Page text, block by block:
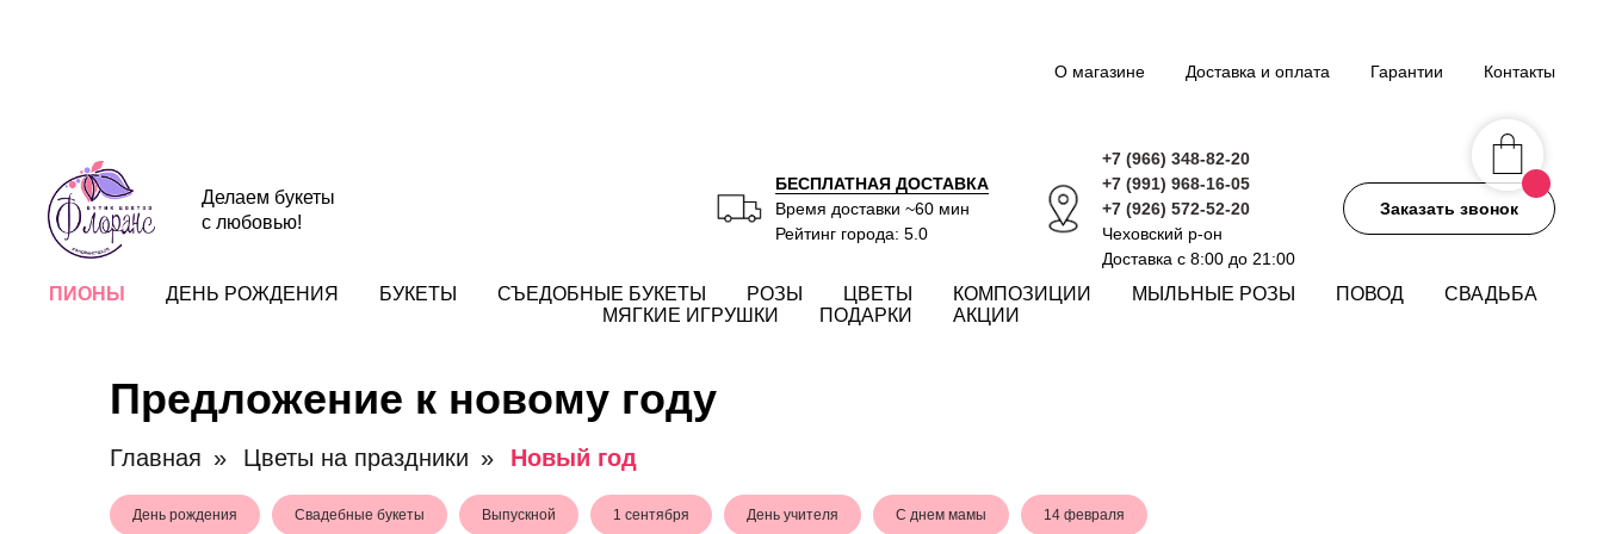
О магазине Доставка и оплата Гарантии Контакты
Делаем букеты
с любовью!
БЕСПЛАТНАЯ ДОСТАВКА
Время доставки ~60 мин
Рейтинг города: 5.0
+7 (966) 348-82-20
+7 (991) 968-16-05
+7 (926) 572-52-20
Чеховский р-он
Доставка с 8:00 до 21:00
Заказать звонок
ПИОНЫ ДЕНЬ РОЖДЕНИЯ БУКЕТЫ СЪЕДОБНЫЕ БУКЕТЫ РОЗЫ ЦВЕТЫ КОМПОЗИЦИИ МЫЛЬНЫЕ РОЗЫ ПОВОД
СВАДЬБА
МЯГКИЕ ИГРУШКИ
ПОДАРКИ АКЦИИ
Предложение к новому году
Главная » Цветы на праздники » Новый год
День рождения Свадебные букеты Выпускной 1 сентября День учителя С днем мамы 14 февраля